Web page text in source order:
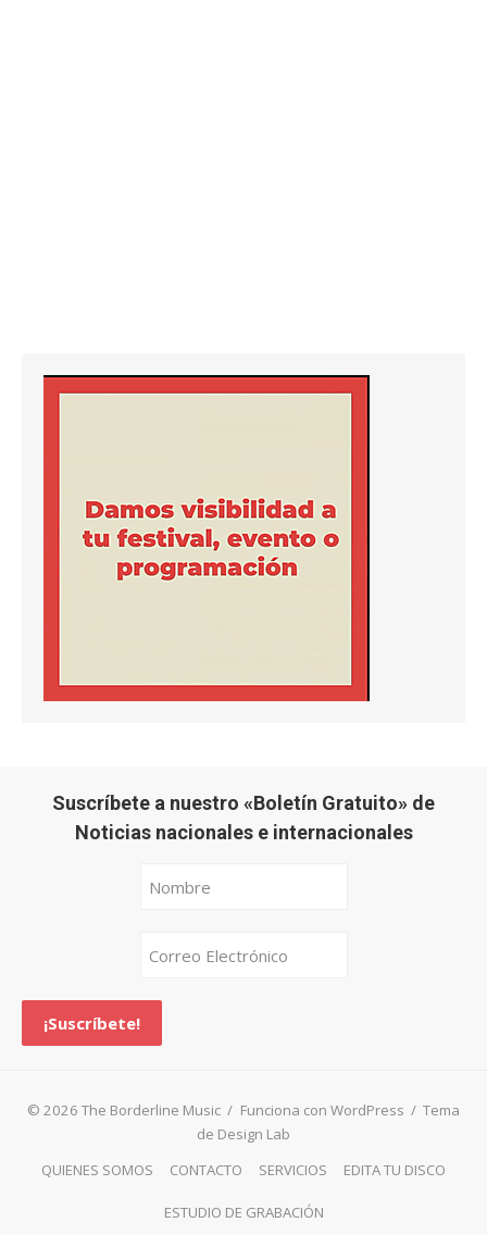
Suscríbete a nuestro «Boletín Gratuito» de
Noticias nacionales e internacionales
© 2026 The Borderline Music / Funciona con WordPress / Tema
de Design Lab
QUIENES SOMOS
CONTACTO SERVICIOS EDITA TU DISCO
ESTUDIO DE GRABACIÓN